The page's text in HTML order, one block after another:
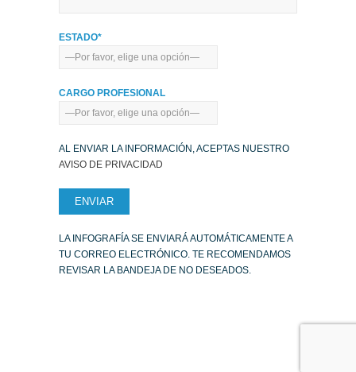
ESTADO*
CARGO PROFESIONAL
AL ENVIAR LA INFORMACIÓN, ACEPTAS NUESTRO
AVISO DE PRIVACIDAD
LA INFOGRAFÍA SE ENVIARÁ AUTOMÁTICAMENTE A
TU CORREO ELECTRÓNICO. TE RECOMENDAMOS
REVISAR LA BANDEJA DE NO DESEADOS.